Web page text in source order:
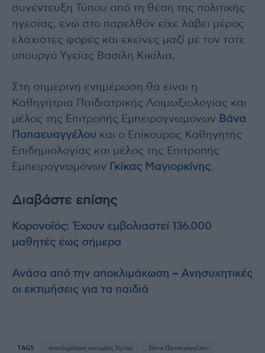
συνέντευξη Τύπου από τη θέση της πολιτικής
ηγεσίας, ενώ στο παρελθόν είχε λάβει μέρος
ελάχιστες φορές και εκείνες μαζί με τον τότε
υπουργό Υγείας Βασίλη Κικίλια.
Στη σημερινή ενημέρωση θα είναι η
Καθηγήτρια Παιδιατρικής Λοιμωξιολογίας και
μέλος της Επιτροπής Εμπειρογνωμόνων Βάνα
Παπαευαγγέλου και ο Επίκουρος Καθηγητής
Επιδημιολογίας και μέλος της Επιτροπής
Εμπειρογνωμόνων
Γκίκας Μαγιορκίνης.
Διαβάστε επίσης
Κορονοϊός: Έχουν εμβολιαστεί 136.000
μαθητές έως σήμερα
Ανάσα από την αποκλιμάκωση – Ανησυχητικές
οι εκτιμήσεις για τα παιδιά
TAGS αναπληρώτρια υπουργός Υγείας
Βάνα Παπαευαγγέλου